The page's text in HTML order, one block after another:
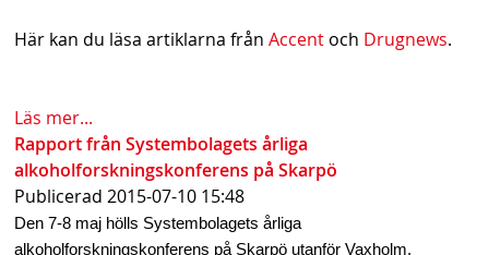
Här kan du läsa artiklarna från Accent och Drugnews.
Läs mer...
Rapport från Systembolagets årliga
alkoholforskningskonferens på Skarpö
Publicerad2015-07-10 15:48
Den 7-8 maj hölls Systembolagets årliga
alkoholforskningskonferens på Skarpö utanför Vaxholm.